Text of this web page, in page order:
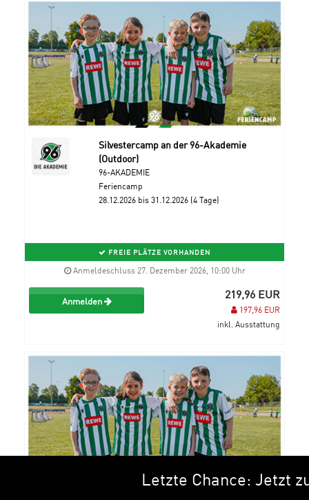
Silvestercamp an der 96-Akademie
(Outdoor)
96-AKADEMIE
Feriencamp
28.12.2026 bis 31.12.2026 (4 Tage)
FREIE PLÄTZE VORHANDEN
Anmeldeschluss 27. Dezember 2026, 10:00 Uhr
Anmelden 219,96 EUR
197,96 EUR
inkl. Ausstattung
Letzte Chance: Jetzt zu